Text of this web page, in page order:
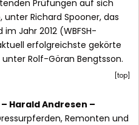
Prüfungen auf sich
Richard Spooner, das
Jahr 2012 (WBFSH-
erfolgreichste gekörte
Rolf-Göran Bengtsson.
top
Harald Andresen –
Remonten und